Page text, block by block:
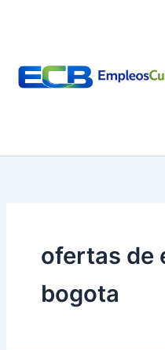
ofertas de
bogota